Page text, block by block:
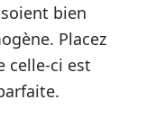
bien
Placez
celle-ci est